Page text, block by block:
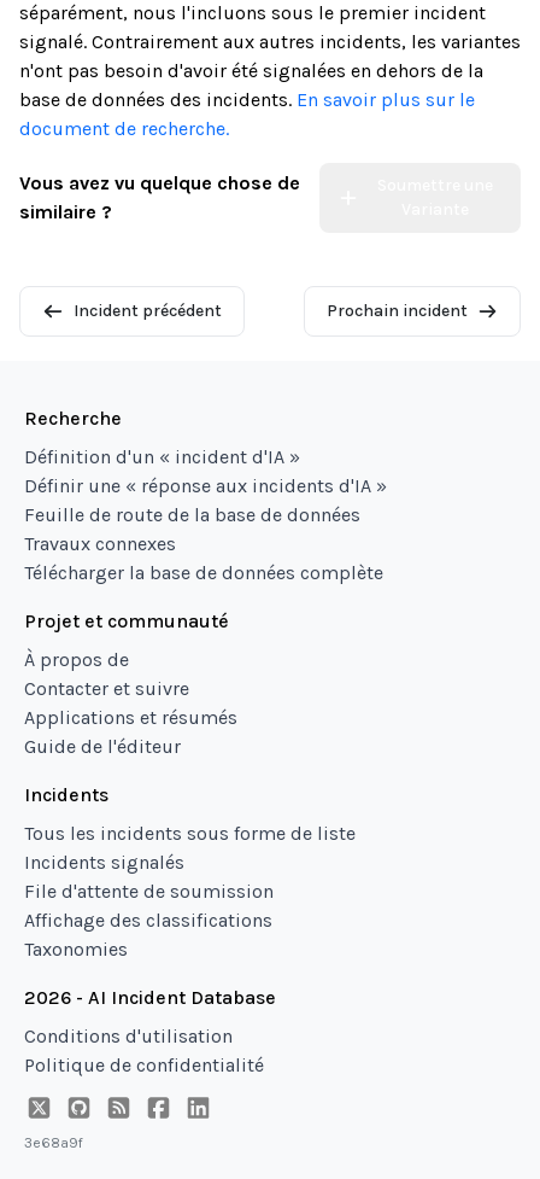
séparément, nous l'incluons sous le premier incident
signalé. Contrairement aux autres incidents, les variantes
n'ont pas besoin d'avoir été signalées en dehors de la
base de données des incidents. En savoir plus sur le
document de recherche.
Vous avez vu quelque chose de
similaire ?
Incident précédent Prochain incident
Recherche
Définition d'un « incident d'IA »
Définir une « réponse aux incidents d'IA »
Feuille de route de la base de données
Travaux connexes
Télécharger la base de données complète
Projet et communauté
À propos de
Contacter et suivre
Applications et résumés
Guide de l'éditeur
Incidents
Tous les incidents sous forme de liste
Incidents signalés
File d'attente de soumission
Affichage des classifications
Taxonomies
2026 - AI Incident Database
Conditions d'utilisation
Politique de confidentialité
3e68a9f